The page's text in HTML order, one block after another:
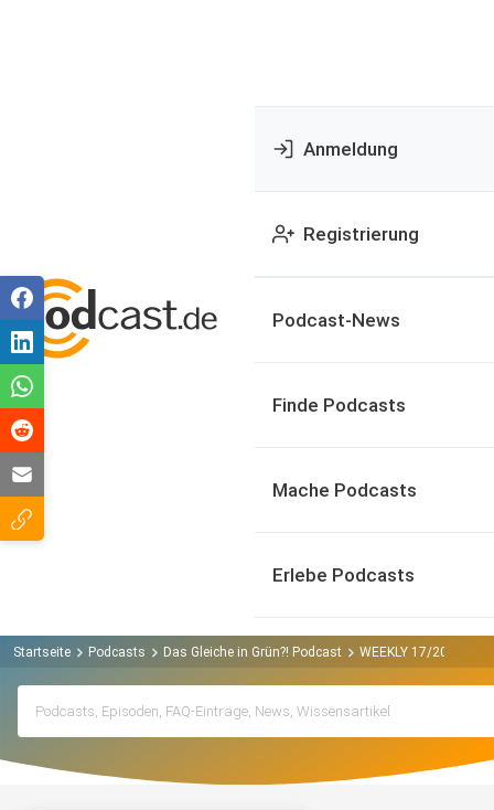
Anmeldung
Registrierung
Podcast-News
Finde Podcasts
Mache Podcasts
Erlebe Podcasts
Startseite Podcasts Das Gleiche in Grün?! Podcast WEEKLY 17/2026 |